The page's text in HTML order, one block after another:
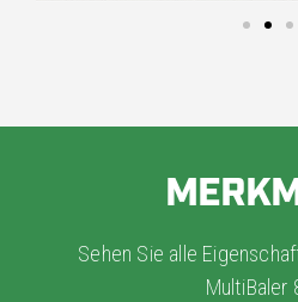
Sehen Sie alle
MultiBaler